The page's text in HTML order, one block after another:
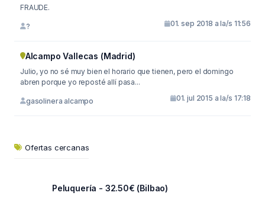
FRAUDE.
? 01. sep 2018 a la/s 11:56
Alcampo Vallecas (Madrid)
Julio, yo no sé muy bien el horario que tienen, pero el domingo
abren porque yo reposté allí pasa...
gasolinera alcampo 01. jul 2015 a la/s 17:18
Ofertas cercanas
Peluquería - 32.50€ (Bilbao)